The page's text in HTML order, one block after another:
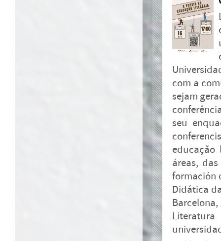
com a
sejam
seu
educação
áreas,
formación
Didática